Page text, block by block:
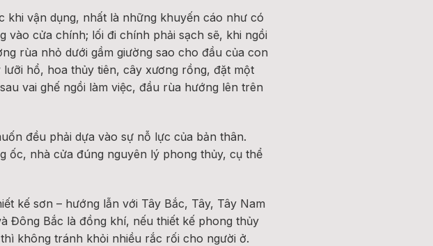
khi vận dụng, nhất là những khuyến cáo như có
cửa chính; lối đi chính phải sạch sẽ, khi ngồi
rùa nhỏ dưới gầm giường sao cho đầu của con
hổ, hoa thủy tiên, cây xương rồng, đặt một
vai ghế ngồi làm việc, đầu rùa hướng lên trên
đều phải dựa vào sự nỗ lực của bản thân.
ốc, nhà cửa đúng nguyên lý phong thủy, cụ thể
kế sơn – hướng lẫn với Tây Bắc, Tây, Tây Nam
Đông Bắc là đồng khí, nếu thiết kế phong thủy
không tránh khỏi nhiều rắc rối cho người ở.